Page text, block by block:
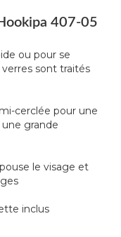
407-05
ou pour se
sont traités
cerclée pour une
grande
le visage et
inclus